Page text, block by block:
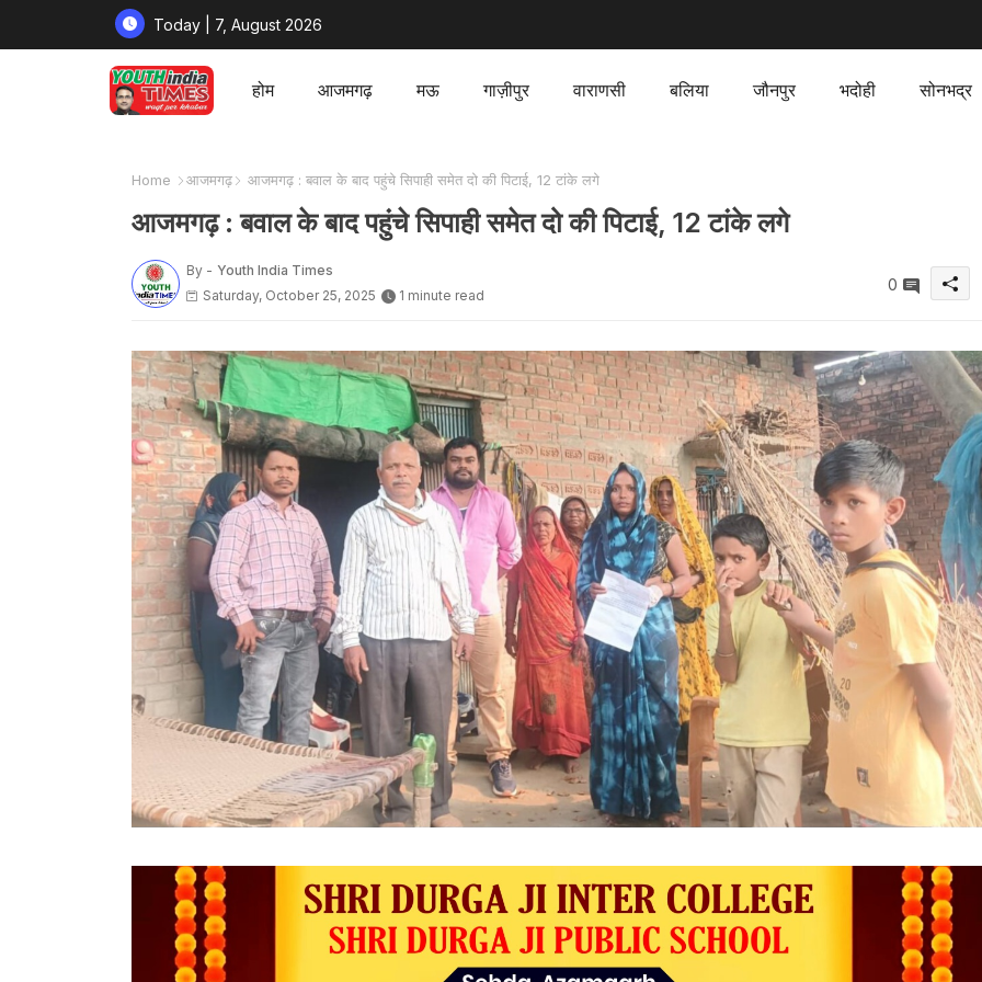
Today | 7, August 2026
होम आजमगढ़ मऊ गाज़ीपुर वाराणसी बलिया जौनपुर भदोही सोनभद्र
Home आजमगढ़ आजमगढ़ : बवाल के बाद पहुंचे सिपाही समेत दो की पिटाई, 12 टांके लगे
आजमगढ़ : बवाल के बाद पहुंचे सिपाही समेत दो की पिटाई, 12 टांके लगे
By - Youth India Times
Saturday, October 25, 2025
1 minute read
0